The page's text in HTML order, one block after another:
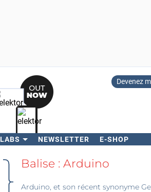
Devenez
LABS NEWSLETTER E-SHOP
RechercherBalise : Arduino
Arduino, et son récent synonyme